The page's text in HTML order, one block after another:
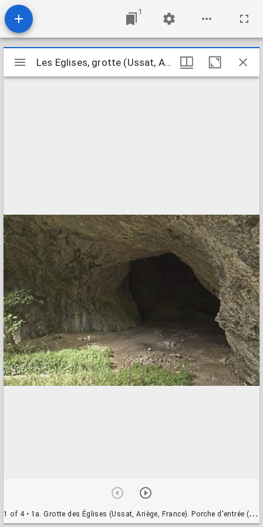
1
Mirador
viewer
Les Eglises, grotte (Ussat, Ariège, France)
1 of 4• 1a. Grotte des Églises (Ussat, Ariège, France). Porche d'entrée (hauteur 10 m). Photo E. Demoulin.
Les Eglises, grotte (Ussat, Ariège, France)